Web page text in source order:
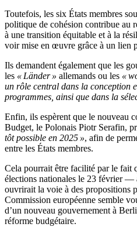
Toutefois, les six États membres
politique de cohésion contribue au
à une transition équitable et à la
voir mise en œuvre grâce à un lien
Ils demandent également que les
les « Länder » allemands ou les «
un rôle central dans la conception
programmes, ainsi que dans la
Enfin, ils espèrent que le nouveau
Budget, le Polonais Piotr Serafin,
tôt possible en 2025 », afin de
entre les États membres.
Cela pourrait être facilité par le fait
élections nationales le 23 février
ouvrirait la voie à des propositions
Commission européenne semble
d’un nouveau gouvernement à
réforme budgétaire.